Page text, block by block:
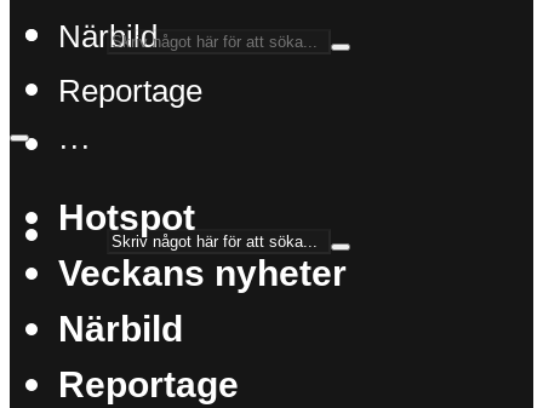
Närbild
Reportage
···
Hotspot
Veckans nyheter
Närbild
Reportage